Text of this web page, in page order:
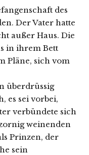
des
Der Vater hatte
außer Haus. Die
in ihrem Bett
Pläne, sich vom
überdrüssig
es sei vorbei,
verbündete sich
weinenden
Prinzen, der
sein